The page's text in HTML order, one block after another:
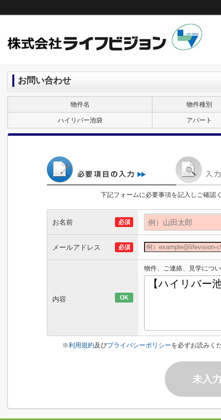
お問い合わせ
物件名 物件種別
ハイリバー池袋 アパート
下記フォームに必要事項を記入しご確認
お名前 必須
メールアドレス 必須
内容 OK
物件、ご連絡、見学につ
※利用規約及びプライバシーポリシーを必ずお読みく
未入